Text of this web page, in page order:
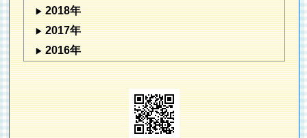
2018年
2017年
2016年